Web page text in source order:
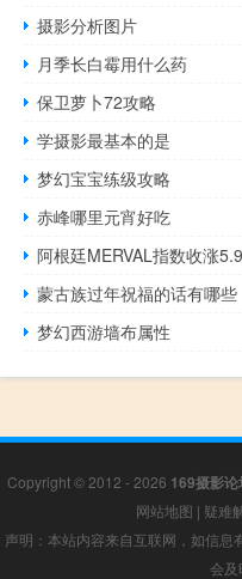
摄影分析图片
月季长白霉用什么药
保卫萝卜72攻略
学摄影最基本的是
梦幻宝宝练级攻略
赤峰哪里元宵好吃
蒙古族过年祝福的话有哪些
梦幻西游墙布属性
Copyright © 2012 - 2026 169摄影论
网站地图 | 疑难
声明：本站内容来自互联网，如信
会